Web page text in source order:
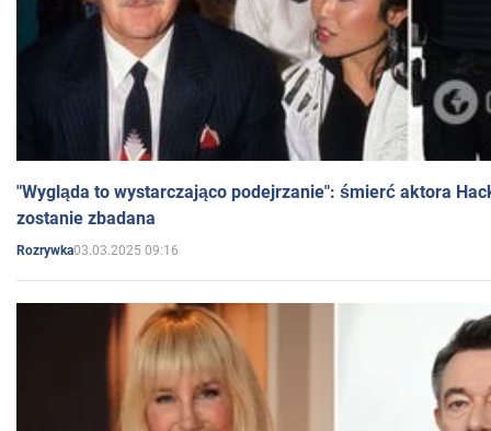
"Wygląda to wystarczająco podejrzanie": śmierć aktora
zostanie zbadana
Rozrywka03.03.2025 09:16